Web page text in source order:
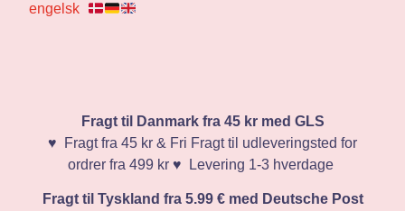
engelsk
Fragt til Danmark fra 45 kr med GLS
♥️ Fragt fra 45 kr & Fri Fragt til udleveringsted for
ordrer fra 499 kr ♥️ Levering 1-3 hverdage
Fragt til Tyskland fra 5.99 € med Deutsche Post